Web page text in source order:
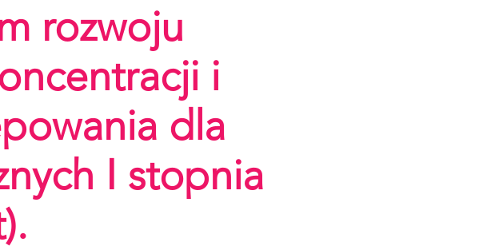
rozwoju
i
dla
I stopnia